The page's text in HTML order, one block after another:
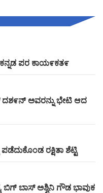
ಪರ ಕಾಯ೯ಕತ೯
ದಶ೯ನ್ ಅವರನ್ನು ಭೇಟಿ ಆದ
ರಕ್ಷಿತಾ ಶೆಟ್ಟಿ
ಬಿಗ್ ಬಾಸ್ ಅಶ್ವಿನಿ ಗೌಡ ಭಾವುಕ